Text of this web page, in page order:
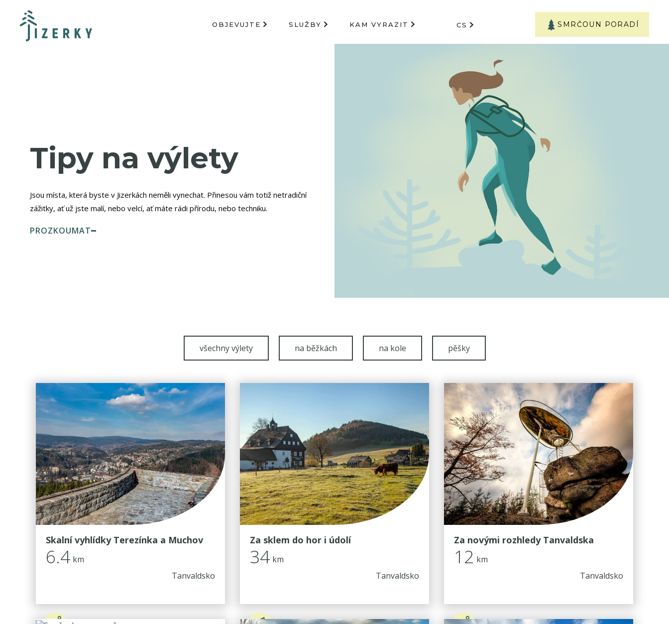
OBJEVUJTE SLUŽBY KAM VYRAZIT CS SMRČOUN PORADÍ
Tipy na výlety
Jsou místa, která byste v Jizerkách neměli vynechat. Přinesou vám totiž netradiční
zážitky, ať už jste malí, nebo velcí, ať máte rádi přírodu, nebo techniku.
PROZKOUMAT
všechny výlety na běžkách na kole pěšky
Skalní vyhlídky Terezínka a Muchov
6.4 km
Tanvaldsko
Za sklem do hor i údolí
34 km
Tanvaldsko
Za novými rozhledy Tanvaldska
12 km
Tanvaldsko